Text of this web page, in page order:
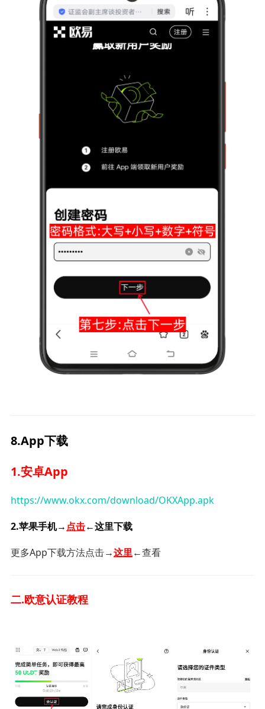
8.App下载
1.安卓App
https://www.okx.com/download/OKXApp.apk
2.苹果手机→ 点击←这里下载
更多App下载方法点击→这里←查看
二.欧意认证教程